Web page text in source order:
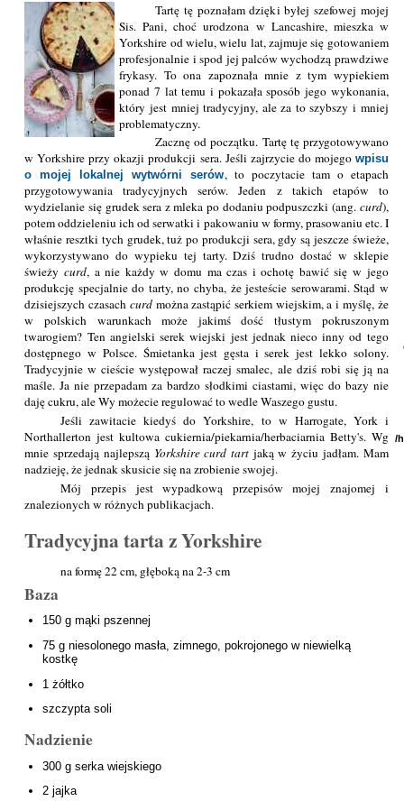
Tartę tę poznałam dzięki byłej szefowej mojej
Sis. Pani, choć urodzona w Lancashire, mieszka w
Yorkshire od wielu, wielu lat, zajmuje się gotowaniem
profesjonalnie i spod jej palców wychodzą prawdziwe
frykasy. To ona zapoznała mnie z tym wypiekiem
ponad 7 lat temu i pokazała sposób jego wykonania,
który jest mniej tradycyjny, ale za to szybszy i mniej
problematyczny.
Zacznę od początku. Tartę tę przygotowywano
w Yorkshire przy okazji produkcji sera. Jeśli zajrzycie do mojego wpisu
o mojej lokalnej wytwórni serów, to poczytacie tam o etapach
przygotowywania tradycyjnych serów. Jeden z takich etapów to
wydzielanie się grudek sera z mleka po dodaniu podpuszczki (ang. curd),
potem oddzieleniu ich od serwatki i pakowaniu w formy, prasowaniu etc. I
właśnie resztki tych grudek, tuż po produkcji sera, gdy są jeszcze świeże,
wykorzystywano do wypieku tej tarty. Dziś trudno dostać w sklepie
świeży curd, a nie każdy w domu ma czas i ochotę bawić się w jego
produkcję specjalnie do tarty, no chyba, że jesteście serowarami. Stąd w
dzisiejszych czasach curdmożna zastąpić serkiem wiejskim, a i myślę, że
w polskich warunkach może jakimś dość tłustym pokruszonym
twarogiem? Ten angielski serek wiejski jest jednak nieco inny od tego
dostępnego w Polsce. Śmietanka jest gęsta i serek jest lekko solony.
Tradycyjnie w cieście występował raczej smalec, ale dziś robi się ją na
maśle. Ja nie przepadam za bardzo słodkimi ciastami, więc do bazy nie
daję cukru, ale Wy możecie regulować to wedle Waszego gustu.
Jeśli zawitacie kiedyś do Yorkshire, to w Harrogate, York i
Northallerton jest kultowa cukiernia/piekarnia/herbaciarnia Betty's. Wg
mnie sprzedają najlepszą Yorkshire curd tart jaką w życiu jadłam. Mam
nadzieję, że jednak skusicie się na zrobienie swojej.
Mój przepis jest wypadkową przepisów mojej znajomej i
znalezionych w różnych publikacjach.
Tradycyjna tarta z Yorkshire
na formę 22 cm, głęboką na 2-3 cm
Baza
150 g mąki pszennej
75 g niesolonego masła, zimnego, pokrojonego w niewielką
kostkę
1 żółtko
szczypta soli
Nadzienie
300 g serka wiejskiego
2 jajka
/